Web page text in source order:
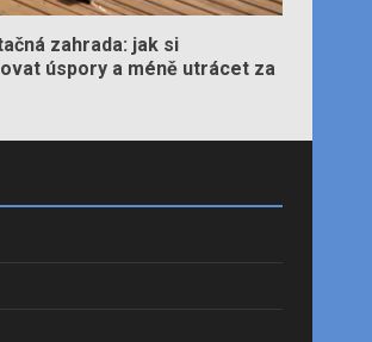
zahrada: jak si
úspory a méně utrácet za